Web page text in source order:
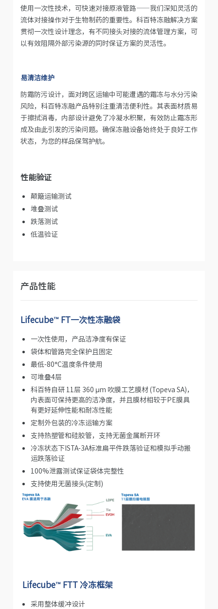
使用一次性技术，可快速对接原液管路——我们深知灵活的
流体对接操作对于生物制药的重要性。科百特冻融解决方案
贯彻一次性设计理念，有不同接头对接的流体管理方案，可
以有效阻隔外部污染源的同时保证方案的灵活性。
易清洁维护
防霜防污设计，面对跨区运输中可能遭遇的霜冻与水分污染
风险，科百特冻融产品特别注重清洁便利性。其表面材质易
于擦拭消毒，内部设计避免了冷凝水积聚，有效防止霜冻形
成及由此引发的污染问题。确保冻融设备始终处于良好工作
状态，为您的样品保驾护航。
性能验证
颠簸运输测试
堆叠测试
跌落测试
低温验证
产品性能
Lifecube™ FT一次性冻融袋
一次性使用，产品洁净度有保证
袋体和管路完全保护且固定
最低-80°C温度条件使用
可堆叠4层
科百特自研 11层 360 μm 吹膜工艺膜材 (Topeva SA)，
内表面可保持更高的洁净度，并且膜材相较于PE膜具
有更好延伸性能和耐冻性能
定制外包装的冷冻运输方案
支持热塑管和硅胶管，支持无菌金属断开环
冷冻状态下ISTA-3A标准扁平件跌落验证和模拟手动搬
运跌落验证
100%泄露测试保证袋体完整性
支持使用无菌接头(定制)
Lifecube™ FTT 冷冻框架
采用整体缓冲设计